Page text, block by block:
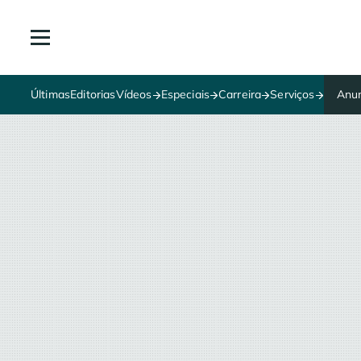
ÚltimasEditoriasVídeos Especiais Carreira Serviços